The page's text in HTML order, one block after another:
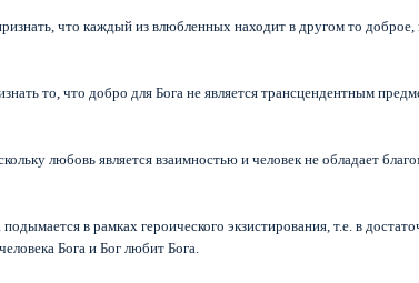
что каждый из влюбленных находит в другом то доброе,
то, что добро для Бога не является трансцендентным
любовь является взаимностью и человек не обладает
в рамках героического экзистирования, т.е. в
Бога и Бог любит Бога.